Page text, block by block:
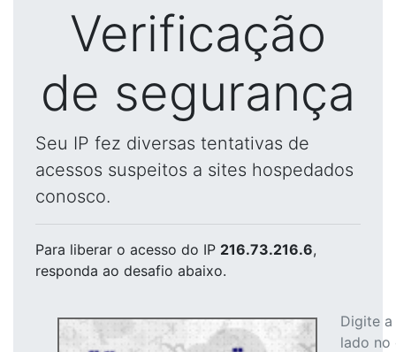
Verificação
de segurança
Seu IP fez diversas tentativas de
acessos suspeitos a sites hospedados
conosco.
Para liberar o acesso do IP 216.73.216.6,
responda ao desafio abaixo.
Digite
lado no